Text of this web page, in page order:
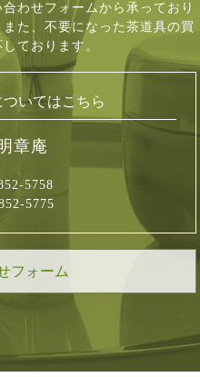
わせフォームから承っており
また、不要になった茶道具の買
ております。
いてはこちら
章庵
5758
5775
フォーム